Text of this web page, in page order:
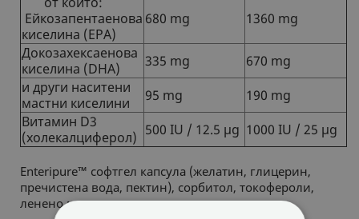
Ейкозапентаенова
киселина (EPА)
680 mg
1360 mg
Докозахексаенова
киселина (DHА)
335 mg
670 mg
и други наситени
мастни киселини
95 mg
190 mg
Витамин D3
(холекалциферол) 500 IU / 12.5 µg 1000 IU / 25 µg
Enteripure™ софтгел капсула (желатин, глицерин,
пречистена вода, пектин), сорбитол, токофероли,
ленено масло.